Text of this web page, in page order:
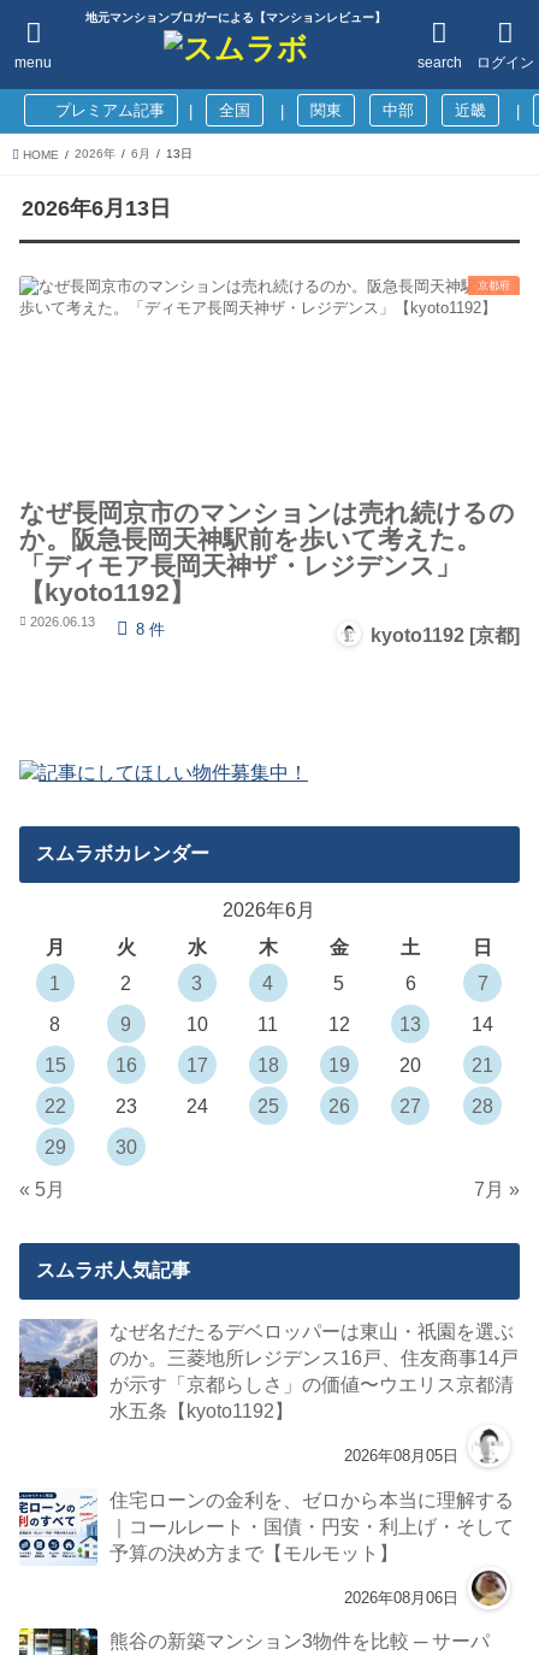
地元マンションブロガーによる【マンションレビュー】
ログイン
search
menu
プレミアム記事 全国 関東 中部 近畿
HOME 2026年 6月 13日
2026年6月13日
京都府
なぜ長岡京市のマンションは売れ続けるの
か。阪急長岡天神駅前を歩いて考えた。
「ディモア長岡天神ザ・レジデンス」
【kyoto1192】
2026.06.13 8 件 kyoto1192 [京都]
スムラボカレンダー
2026年6月
月
火 水 木 金 土
日
1
2 3 4 5 6
7
8
9 10 11 12 13
14
15
16 17 18 19 20
21
22
23 24 25 26 27
28
29
30
« 5月
7月 »
スムラボ人気記事
なぜ名だたるデベロッパーは東山・祇園を選ぶ
のか。三菱地所レジデンス16戸、住友商事14戸
が示す「京都らしさ」の価値〜ウエリス京都清
水五条【kyoto1192】
2026年08月05日
住宅ローンの金利を、ゼロから本当に理解する
｜コールレート・国債・円安・利上げ・そして
予算の決め方まで【モルモット】
2026年08月06日
熊谷の新築マンション3物件を比較 ─ サーパ